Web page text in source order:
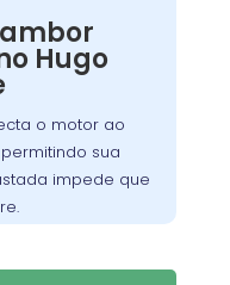
Hugo
o motor ao
permitindo sua
impede que
em um tambor
ou ciclos
incompletos.
é
máquina
consulte
garantindo